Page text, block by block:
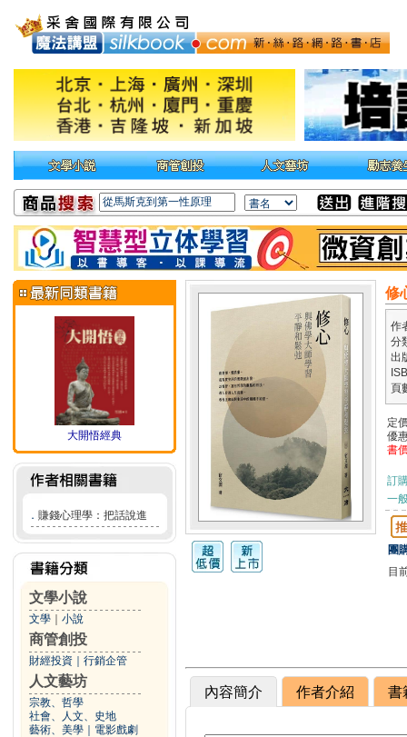
大開悟經典
． 賺錢心理學：把話說進
文學小說
文學 小說
商管創投
財經投資 行銷企管
人文藝坊
宗教、哲學
社會、人文、史地
藝術、美學
電影戲劇
修
作
分
出
頁
定
優
書
訂
一
團
目
內容簡介 作者介紹 書